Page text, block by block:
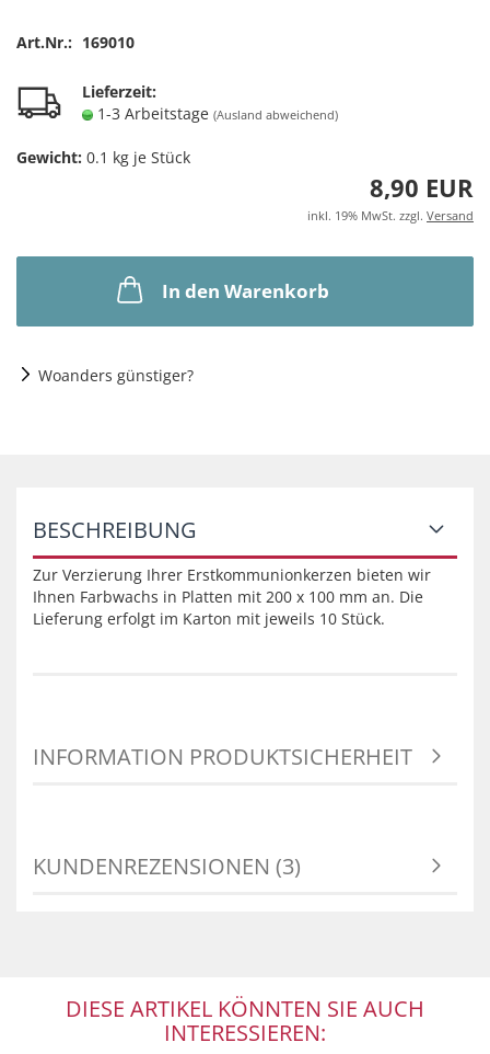
Art.Nr.: 169010
Lieferzeit:
1-3 Arbeitstage (Ausland abweichend)
Gewicht: 0.1 kg je Stück
8,90 EUR
inkl. 19% MwSt. zzgl. Versand
In den Warenkorb
Woanders günstiger?
BESCHREIBUNG
Zur Verzierung Ihrer Erstkommunionkerzen bieten wir
Ihnen Farbwachs in Platten mit 200 x 100 mm an. Die
Lieferung erfolgt im Karton mit jeweils 10 Stück.
INFORMATION PRODUKTSICHERHEIT
KUNDENREZENSIONEN (3)
DIESE ARTIKEL KÖNNTEN SIE AUCH
INTERESSIEREN: